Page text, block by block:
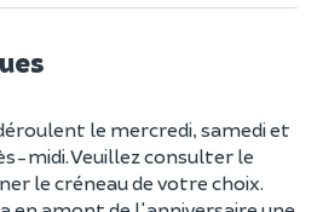
le mercredi, samedi et
midi. Veuillez consulter le
le créneau de votre choix.